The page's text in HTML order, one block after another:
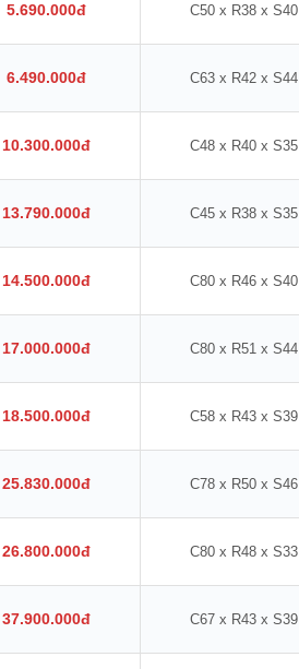
5.690.000đ C50 x R38 x S40
6.490.000đ C63 x R42 x S44
10.300.000đ C48 x R40 x S35
13.790.000đ C45 x R38 x S35
14.500.000đ C80 x R46 x S40
17.000.000đ C80 x R51 x S44
18.500.000đ C58 x R43 x S39
25.830.000đ C78 x R50 x S46
26.800.000đ C80 x R48 x S33
37.900.000đ C67 x R43 x S39